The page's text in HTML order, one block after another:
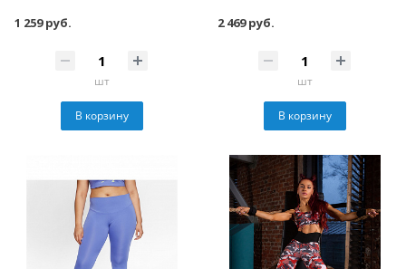
1 259 руб.
шт
В корзину
2 469 руб.
шт
В корзину